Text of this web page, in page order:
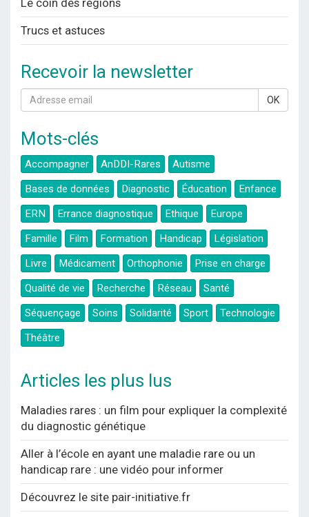
Le coin des régions
Trucs et astuces
Recevoir la newsletter
OK
Mots-clés
Accompagner AnDDI-Rares
Autisme
Bases de données
Diagnostic Éducation
Enfance
ERN
Errance diagnostique Ethique
Europe
Famille
Film Formation Handicap
Législation
Livre
Médicament Orthophonie
Prise en charge
Qualité de vie
Recherche Réseau
Santé
Séquençage
Soins Solidarité Sport
Technologie
Théâtre
Articles les plus lus
Maladies rares : un film pour expliquer la complexité
du diagnostic génétique
Aller à l’école en ayant une maladie rare ou un
handicap rare : une vidéo pour informer
Découvrez le site pair-initiative.fr